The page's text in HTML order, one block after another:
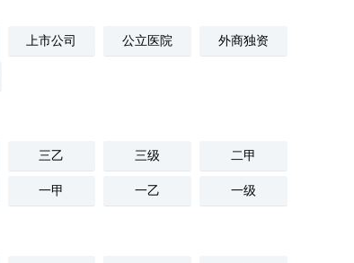
上市公司 公立医院 外商独资
三乙 三级 二甲
一甲 一乙 一级